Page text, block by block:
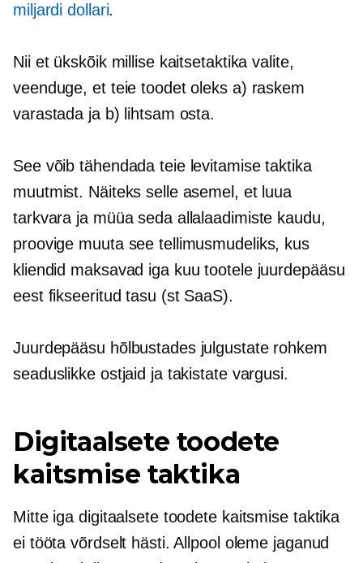
miljardi dollari.
Nii et ükskõik millise kaitsetaktika valite,
veenduge, et teie toodet oleks a) raskem
varastada ja b) lihtsam osta.
See võib tähendada teie levitamise taktika
muutmist. Näiteks selle asemel, et luua
tarkvara ja müüa seda allalaadimiste kaudu,
proovige muuta see tellimusmudeliks, kus
kliendid maksavad iga kuu tootele juurdepääsu
eest fikseeritud tasu (st SaaS).
Juurdepääsu hõlbustades julgustate rohkem
seaduslikke ostjaid ja takistate vargusi.
Digitaalsete toodete
kaitsmise taktika
Mitte iga digitaalsete toodete kaitsmise taktika
ei tööta võrdselt hästi. Allpool oleme jaganud